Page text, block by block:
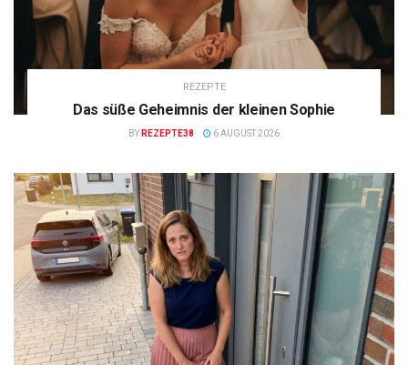
REZEPTE
Das süße Geheimnis der kleinen Sophie
BY REZEPTE38 6 AUGUST 2026